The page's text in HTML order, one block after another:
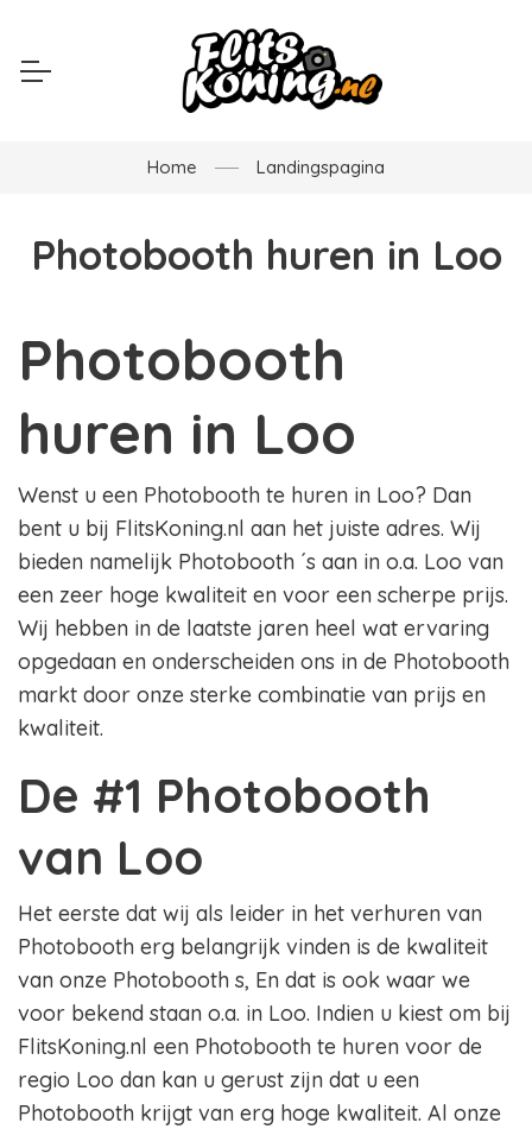
Home Landingspagina
Photobooth huren in Loo
Photobooth
huren in Loo
Wenst u een Photobooth te huren in Loo? Dan
bent u bij FlitsKoning.nl aan het juiste adres. Wij
bieden namelijk Photobooth ´s aan in o.a. Loo van
een zeer hoge kwaliteit en voor een scherpe prijs.
Wij hebben in de laatste jaren heel wat ervaring
opgedaan en onderscheiden ons in de Photobooth
markt door onze sterke combinatie van prijs en
kwaliteit.
De #1 Photobooth
van Loo
Het eerste dat wij als leider in het verhuren van
Photobooth erg belangrijk vinden is de kwaliteit
van onze Photobooth s, En dat is ook waar we
voor bekend staan o.a. in Loo. Indien u kiest om bij
FlitsKoning.nl een Photobooth te huren voor de
regio Loo dan kan u gerust zijn dat u een
Photobooth krijgt van erg hoge kwaliteit. Al onze